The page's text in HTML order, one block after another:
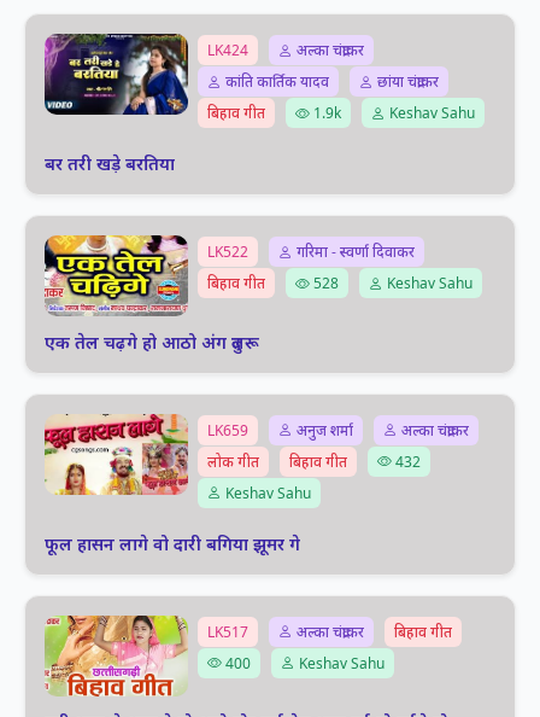
LK424
अल्का चंद्राकर
कांति कार्तिक यादव
छांया चंद्राकर
बिहाव गीत
1.9k Keshav Sahu
बर तरी खड़े बरतिया
LK522
गरिमा - स्वर्णा दिवाकर
बिहाव गीत
528 Keshav Sahu
एक तेल चढ़गे हो आठो अंग दुलरू
LK659 अनुज शर्मा
अल्का चंद्राकर
लोक गीत
बिहाव गीत
432
Keshav Sahu
फूल हासन लागे वो दारी बगिया झूमर गे
LK517 अल्का चंद्राकर
बिहाव गीत
400
Keshav Sahu